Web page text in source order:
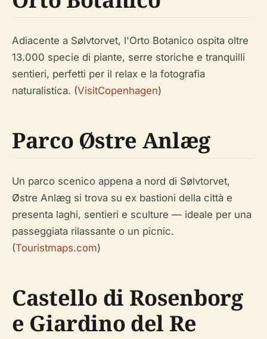
Adiacente a Sølvtorvet, l'Orto Botanico ospita oltre
13.000 specie di piante, serre storiche e tranquilli
sentieri, perfetti per il relax e la fotografia
naturalistica. (VisitCopenhagen)
Parco Østre Anlæg
Un parco scenico appena a nord di Sølvtorvet,
Østre Anlæg si trova su ex bastioni della città e
presenta laghi, sentieri e sculture — ideale per una
passeggiata rilassante o un picnic.
(Touristmaps.com)
Castello di Rosenborg
e Giardino del Re